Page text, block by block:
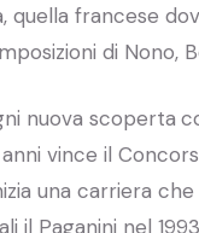
quella francese
di Nono,
nuova scoperta
vince il
una carriera
Paganini nel